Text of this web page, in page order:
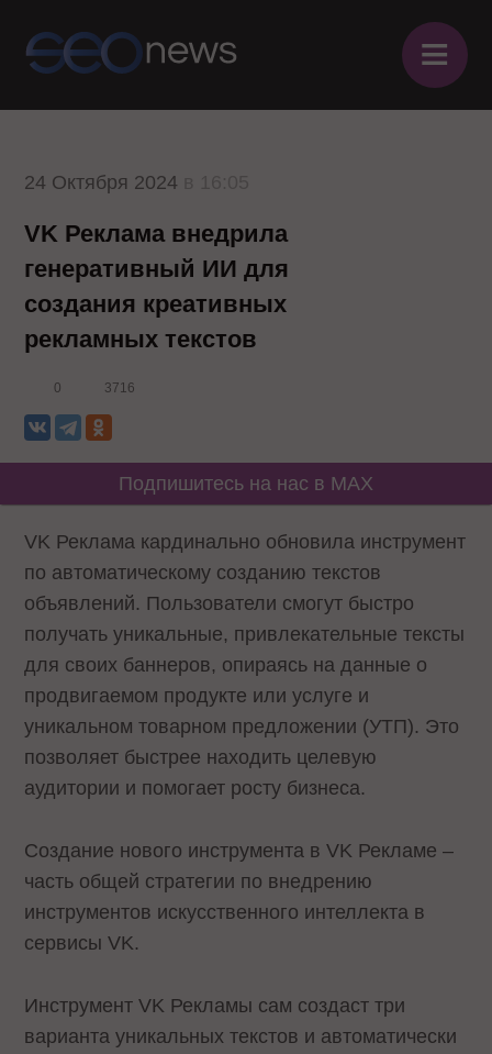
≡
24 Октября 2024
VK Реклама внедрила
генеративный ИИ для
создания креативных
рекламных текстов
0 3716
Подпишитесь на нас в MAX
VK Реклама кардинально обновила инструмент
по автоматическому созданию текстов
объявлений. Пользователи смогут быстро
получать уникальные, привлекательные тексты
для своих баннеров, опираясь на данные о
продвигаемом продукте или услуге и
уникальном товарном предложении (УТП). Это
позволяет быстрее находить целевую
аудитории и помогает росту бизнеса.
Создание нового инструмента в VK Рекламе –
часть общей стратегии по внедрению
инструментов искусственного интеллекта в
сервисы VK.
Инструмент VK Рекламы сам создаст три
варианта уникальных текстов и автоматически